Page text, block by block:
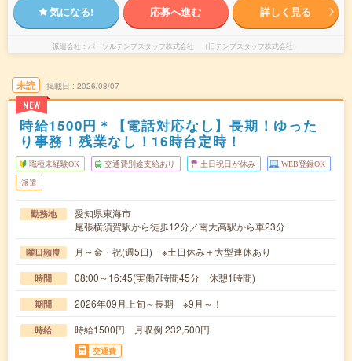
気になる! 応募へ進む 詳しく見る
派遣会社 パーソルテンプスタッフ株式会社 （旧テンプスタッフ株式会社）
未読
NEW
掲載日 2026/08/07
時給1500円＊【電話対応なし】長期！ゆった
り事務！残業なし！16時台定時！
職種未経験OK 交通費別途支給あり 土日祝日が休み WEB登録OK
派遣
勤務地
愛知県東海市
尾張横須賀駅から徒歩12分／南大高駅から車23分
曜日頻度 月～金・祝(週5日) ※土日休み＋大型連休あり
時間 08:00～16:45(実働7時間45分 休憩1時間)
期間 2026年09月上旬～長期 ※9月～！
時給 時給1500円 月収例 232,500円
交通費